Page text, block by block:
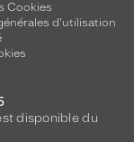
Cookies
d'utilisation
disponible du